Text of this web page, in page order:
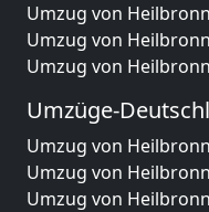
Umzug von
Umzug von
Umzug von
Umzüge-
Umzug von
Umzug von
Umzug von